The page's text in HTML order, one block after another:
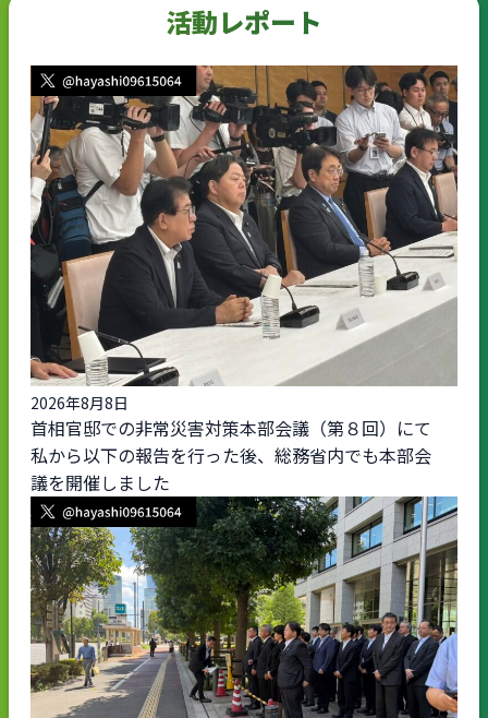
活動レポート
2026年8月8日
首相官邸での非常災害対策本部会議（第８回）にて
私から以下の報告を行った後、総務省内でも本部会
議を開催しました